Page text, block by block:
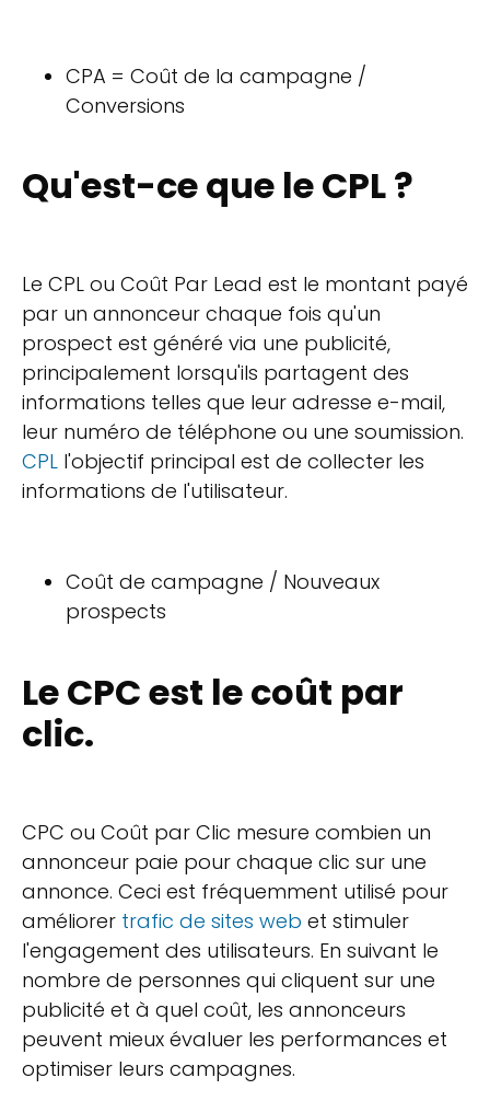
CPA = Coût de la campagne /
Conversions
Qu'est-ce que le CPL ?
Le CPL ou Coût Par Lead est le montant payé
par un annonceur chaque fois qu'un
prospect est généré via une publicité,
principalement lorsqu'ils partagent des
informations telles que leur adresse e-mail,
leur numéro de téléphone ou une soumission.
CPL l'objectif principal est de collecter les
informations de l'utilisateur.
Coût de campagne / Nouveaux
prospects
Le CPC est le coût par
clic.
CPC ou Coût par Clic mesure combien un
annonceur paie pour chaque clic sur une
annonce. Ceci est fréquemment utilisé pour
améliorer trafic de sites web et stimuler
l'engagement des utilisateurs. En suivant le
nombre de personnes qui cliquent sur une
publicité et à quel coût, les annonceurs
peuvent mieux évaluer les performances et
optimiser leurs campagnes.